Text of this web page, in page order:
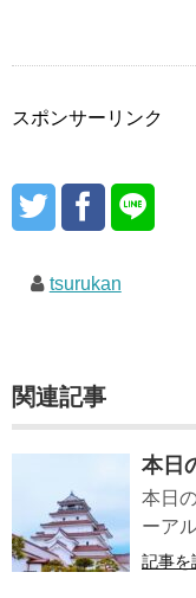
スポンサーリンク
tsurukan
関連記事
本日
本日
ーア
記事を